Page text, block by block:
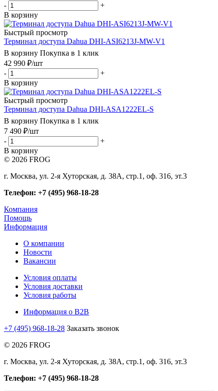
-
+
В корзину
Быстрый просмотр
Терминал доступа Dahua DHI-ASI6213J-MW-V1
В корзину Покупка в 1 клик
42 990 ₽/шт
-
+
В корзину
Быстрый просмотр
Терминал доступа Dahua DHI-ASA1222EL-S
В корзину Покупка в 1 клик
7 490 ₽/шт
-
+
В корзину
© 2026 FROG
г. Москва, ул. 2-я Хуторская, д. 38А, стр.1, оф. 316, эт.3
Телефон: +7 (495) 968-18-28
Компания
Помощь
Информация
О компании
Новости
Вакансии
Условия оплаты
Условия доставки
Условия работы
Информация о B2B
+7 (495) 968-18-28 Заказать звонок
© 2026 FROG
г. Москва, ул. 2-я Хуторская, д. 38А, стр.1, оф. 316, эт.3
Телефон: +7 (495) 968-18-28